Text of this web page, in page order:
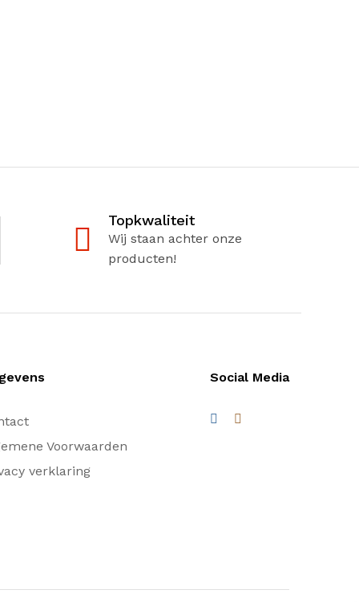
Topkwaliteit
Wij staan achter onze
producten!
Voorwaarden
verklaring
Social Media